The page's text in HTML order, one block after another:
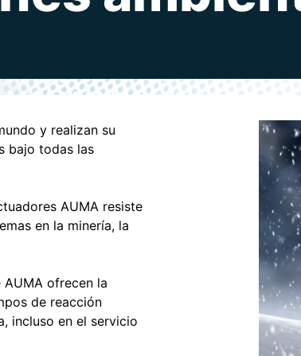
y realizan su
bajo todas las
AUMA resiste
en la minería, la
ofrecen la
de reacción
incluso en el servicio